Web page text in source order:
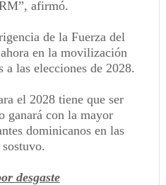
afirmó.
de la Fuerza del
en la movilización
las elecciones de 2028.
el 2028 tiene que ser
ganará con la mayor
dominicanos en las
desgaste